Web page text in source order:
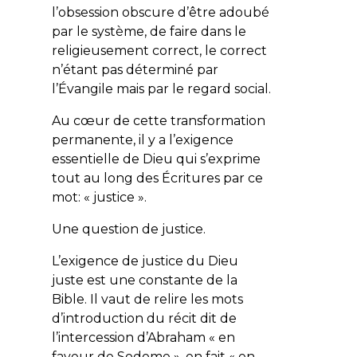
l’obsession obscure d’être adoubé
par le système, de faire dans le
religieusement correct, le correct
n’étant pas déterminé par
l’Évangile mais par le regard social.
Au cœur de cette transformation
permanente, il y a l’exigence
essentielle de Dieu qui s’exprime
tout au long des Écritures par ce
mot: « justice ».
Une question de justice.
L’exigence de justice du Dieu
juste est une constante de la
Bible. Il vaut de relire les mots
d’introduction du récit dit de
l’intercession d’Abraham « en